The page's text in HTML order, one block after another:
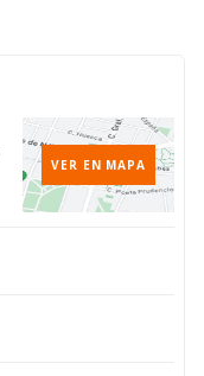
VER EN MAPA